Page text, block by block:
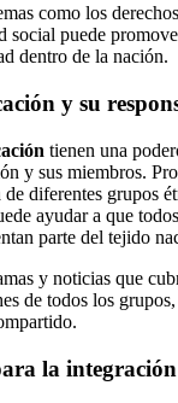
como los
social puede
dentro de la nación.
y su
tienen una
y sus miembros.
diferentes grupos
ayudar a que
parte del tejido
y noticias que
de todos los
la integración